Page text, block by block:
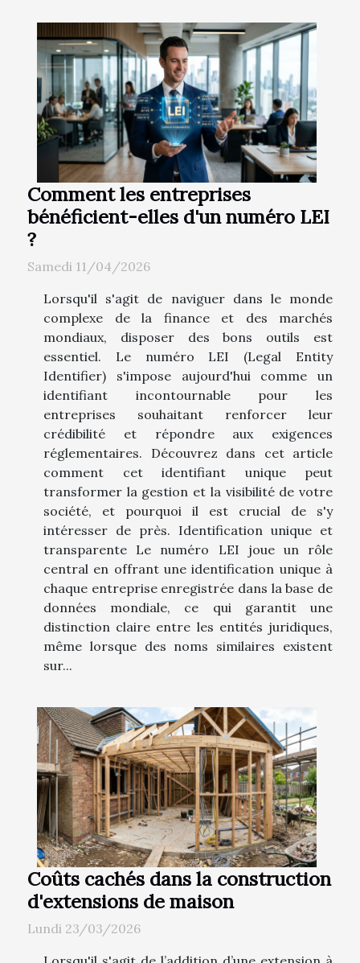
Comment les entreprises
bénéficient-elles d'un numéro LEI
?
Samedi 11/04/2026
Lorsqu'il s'agit de naviguer dans le monde
complexe de la finance et des marchés
mondiaux, disposer des bons outils est
essentiel. Le numéro LEI (Legal Entity
Identifier) s'impose aujourd'hui comme un
identifiant incontournable pour les
entreprises souhaitant renforcer leur
crédibilité et répondre aux exigences
réglementaires. Découvrez dans cet article
comment cet identifiant unique peut
transformer la gestion et la visibilité de votre
société, et pourquoi il est crucial de s'y
intéresser de près. Identification unique et
transparente Le numéro LEI joue un rôle
central en offrant une identification unique à
chaque entreprise enregistrée dans la base de
données mondiale, ce qui garantit une
distinction claire entre les entités juridiques,
même lorsque des noms similaires existent
sur...
Coûts cachés dans la construction
d'extensions de maison
Lundi 23/03/2026